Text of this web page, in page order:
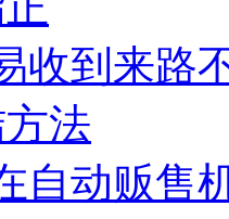
收到来路
法
自动贩售